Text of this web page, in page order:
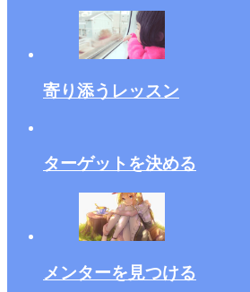
寄り添うレッスン
ターゲットを決める
メンターを見つける